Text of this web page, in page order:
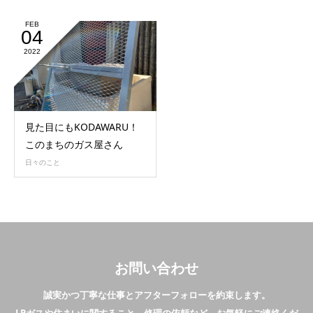
FEB
04
2022
見た目にもKODAWARU！
このまちのガス屋さん
日々のこと
お問い合わせ
誠実かつ丁寧な仕事とアフターフォローを約束します。